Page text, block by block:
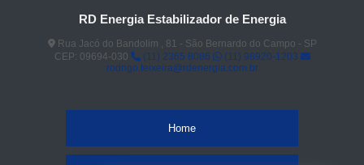
RD Energia Estabilizador de Energia
Rua Jacó do Bandolim , 81 - São Bernardo do Campo - SP
CEP: 09694-030
(11) 2365 8086
(11) 98920-1203
rodrigo.teixeira@rdenergia.com.br
Home